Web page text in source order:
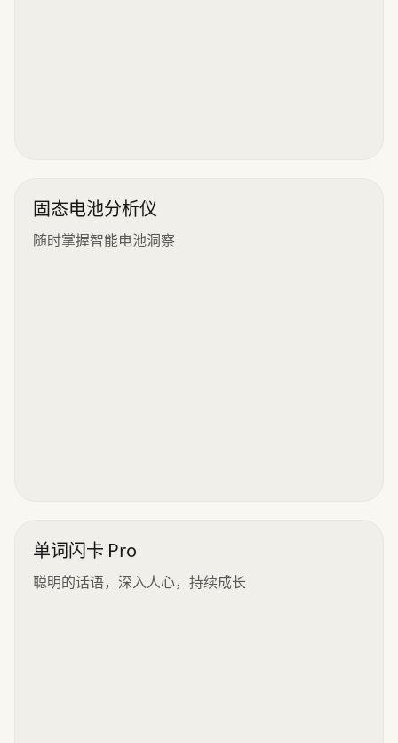
固态电池分析仪
随时掌握智能电池洞察
单词闪卡 Pro
聪明的话语，深入人心，持续成长